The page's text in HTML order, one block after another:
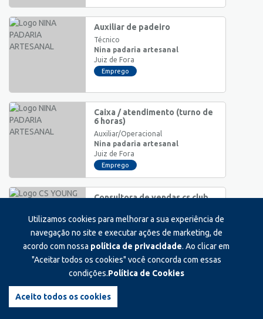
Auxiliar de padeiro
Técnico
Nina padaria artesanal
Juiz de Fora
Emprego
Caixa / atendimento (turno de
6 horas)
Auxiliar/Operacional
Nina padaria artesanal
Juiz de Fora
Emprego
Consultora de vendas cs club
Auxiliar/Operacional
Emprego
Auxiliar/Operacional
Utilizamos cookies para melhorar a sua experiência de
navegação no site e executar ações de marketing, de
acordo com nossa política de privacidade. Ao clicar em
"Aceitar todos os cookies" você concorda com essas
condições.Política de Cookies
Aceito todos os cookies